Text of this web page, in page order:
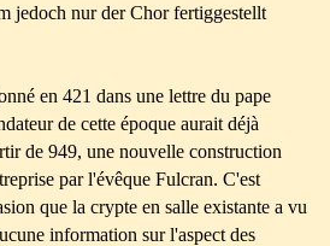
jedoch nur der Chor fertiggestellt
en 421 dans une lettre du pape
de cette époque aurait déjà
de 949, une nouvelle construction
par l'évêque Fulcran. C'est
que la crypte en salle existante a vu
information sur l'aspect des